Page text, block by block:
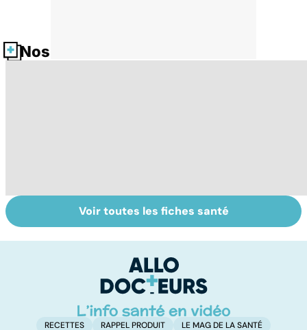
Nos fiches santé
Narcolepsie : des
crises de
Maladie de
Huntington : une
neurologique
incurable
Voir toutes les fiches santé
RECETTES RAPPEL PRODUIT LE MAG DE LA SANTÉ